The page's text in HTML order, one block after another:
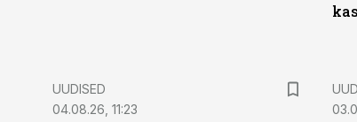
UUDISED
04.08.26, 11:23